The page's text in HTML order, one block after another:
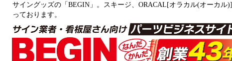
サイングッズの「BEGIN」。スキージ、ORACAL[オラカル(オーカ
っております。